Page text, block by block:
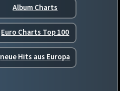
Album Charts
Euro Charts Top 100
neue Hits aus Europa